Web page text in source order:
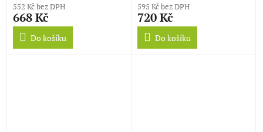
552 Kč bez DPH
668 Kč
Do košíku
595 Kč bez DPH
720 Kč
Do košíku